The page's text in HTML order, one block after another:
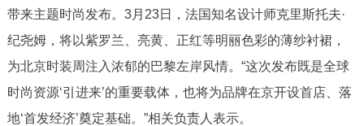
回到顶部
带来主题时尚发布。3月23日，法国知名设计师克里斯托夫·
纪尧姆，将以紫罗兰、亮黄、正红等明丽色彩的薄纱衬裙，
为北京时装周注入浓郁的巴黎左岸风情。“这次发布既是全球
时尚资源‘引进来’的重要载体，也将为品牌在京开设首店、落
地‘首发经济’奠定基础。”相关负责人表示。